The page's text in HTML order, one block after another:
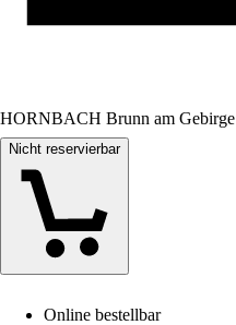
HORNBACH Brunn am Gebirge
Nicht reservierbar
Online bestellbar